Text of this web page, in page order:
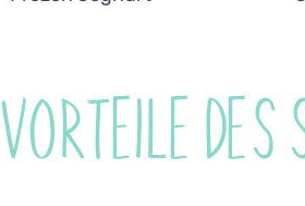
VORTEILE DES